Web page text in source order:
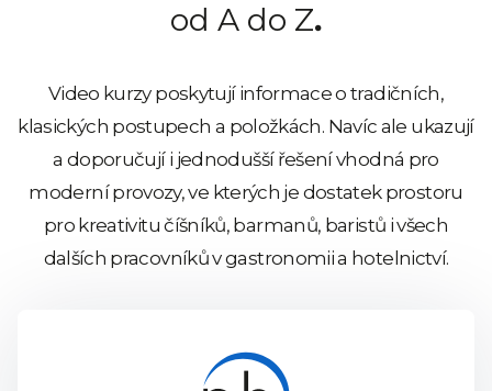
od A do Z.
Video kurzy poskytují informace o tradičních,
klasických postupech a položkách. Navíc ale ukazují
a doporučují i jednodušší řešení vhodná pro
moderní provozy, ve kterých je dostatek prostoru
pro kreativitu číšníků, barmanů, baristů i všech
dalších pracovníků v gastronomii a hotelnictví.